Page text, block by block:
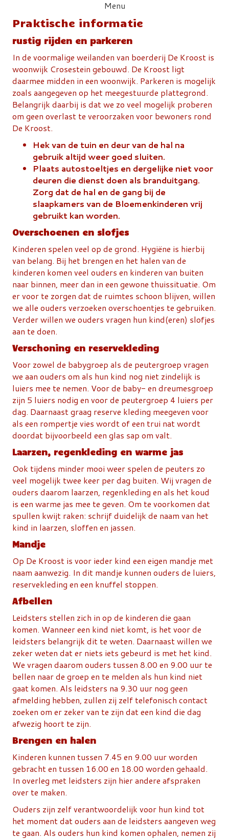
Menu
Praktische informatie
rustig rijden en parkeren
In de voormalige weilanden van boerderij De Kroost is
woonwijk Crosestein gebouwd. De Kroost ligt
daarmee midden in een woonwijk. Parkeren is mogelijk
zoals aangegeven op het meegestuurde plattegrond.
Belangrijk daarbij is dat we zo veel mogelijk proberen
om geen overlast te veroorzaken voor bewoners rond
De Kroost.
Hek van de tuin en deur van de hal na
gebruik altijd weer goed sluiten.
Plaats autostoeltjes en dergelijke niet voor
deuren die dienst doen als branduitgang.
Zorg dat de hal en de gang bij de
slaapkamers van de Bloemenkinderen vrij
gebruikt kan worden.
Overschoenen en slofjes
Kinderen spelen veel op de grond. Hygiëne is hierbij
van belang. Bij het brengen en het halen van de
kinderen komen veel ouders en kinderen van buiten
naar binnen, meer dan in een gewone thuissituatie. Om
er voor te zorgen dat de ruimtes schoon blijven, willen
we alle ouders verzoeken overschoentjes te gebruiken.
Verder willen we ouders vragen hun kind(eren) slofjes
aan te doen.
Verschoning en reservekleding
Voor zowel de babygroep als de peutergroep vragen
we aan ouders om als hun kind nog niet zindelijk is
luiers mee te nemen. Voor de baby- en dreumesgroep
zijn 5 luiers nodig en voor de peutergroep 4 luiers per
dag. Daarnaast graag reserve kleding meegeven voor
als een rompertje vies wordt of een trui nat wordt
doordat bijvoorbeeld een glas sap om valt.
Laarzen, regenkleding en warme jas
Ook tijdens minder mooi weer spelen de peuters zo
veel mogelijk twee keer per dag buiten. Wij vragen de
ouders daarom laarzen, regenkleding en als het koud
is een warme jas mee te geven. Om te voorkomen dat
spullen kwijt raken: schrijf duidelijk de naam van het
kind in laarzen, sloffen en jassen.
Mandje
Op De Kroost is voor ieder kind een eigen mandje met
naam aanwezig. In dit mandje kunnen ouders de luiers,
reservekleding en een knuffel stoppen.
Afbellen
Leidsters stellen zich in op de kinderen die gaan
komen. Wanneer een kind niet komt, is het voor de
leidsters belangrijk dit te weten. Daarnaast willen we
zeker weten dat er niets iets gebeurd is met het kind.
We vragen daarom ouders tussen 8.00 en 9.00 uur te
bellen naar de groep en te melden als hun kind niet
gaat komen. Als leidsters na 9.30 uur nog geen
afmelding hebben, zullen zij zelf telefonisch contact
zoeken om er zeker van te zijn dat een kind die dag
afwezig hoort te zijn.
Brengen en halen
Kinderen kunnen tussen 7.45 en 9.00 uur worden
gebracht en tussen 16.00 en 18.00 worden gehaald.
In overleg met leidsters zijn hier andere afspraken
over te maken.
Ouders zijn zelf verantwoordelijk voor hun kind tot
het moment dat ouders aan de leidsters aangeven weg
te gaan. Als ouders hun kind komen ophalen, nemen zij